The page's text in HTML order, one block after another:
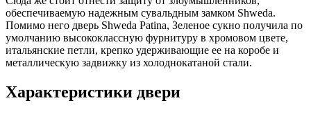
обеспечиваемую надежным сувальдным замком Shweda.
Помимо него дверь Shweda Patina, Зеленое сукно получила по
умолчанию высококлассную фурнитуру в хромовом цвете,
итальянские петли, крепко удерживающие ее на коробе и
металлическую задвижку из холоднокатаной стали.
Характеристики двери